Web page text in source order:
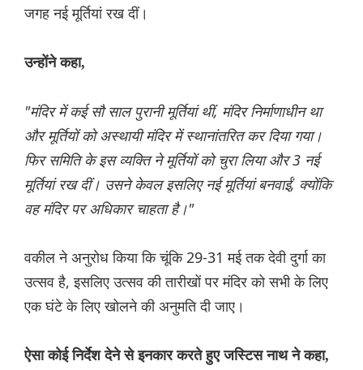
जगह नई मूर्तियां रख दीं।
उन्होंने कहा,
"मंदिर में कई सौ साल पुरानी मूर्तियां थीं, मंदिर निर्माणाधीन था
और मूर्तियों को अस्थायी मंदिर में स्थानांतरित कर दिया गया।
फिर समिति के इस व्यक्ति ने मूर्तियों को चुरा लिया और 3 नई
मूर्तियां रख दीं। उसने केवल इसलिए नई मूर्तियां बनवाईं, क्योंकि
वह मंदिर पर अधिकार चाहता है।"
वकील ने अनुरोध किया कि चूंकि 29-31 मई तक देवी दुर्गा का
उत्सव है, इसलिए उत्सव की तारीखों पर मंदिर को सभी के लिए
एक घंटे के लिए खोलने की अनुमति दी जाए।
ऐसा कोई निर्देश देने से इनकार करते हुए जस्टिस नाथ ने कहा,